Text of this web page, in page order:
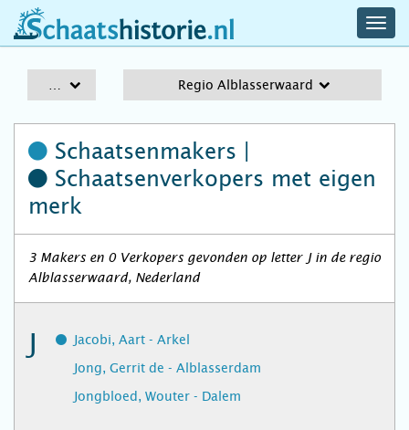
schaatshistorie.nl
Regio Alblasserwaard
Schaatsenmakers |
Schaatsenverkopers met eigen
merk
3 Makers en 0 Verkopers gevonden op letter J in de regio
Alblasserwaard, Nederland
J
Jacobi, Aart - Arkel
Jong, Gerrit de - Alblasserdam
Jongbloed, Wouter - Dalem